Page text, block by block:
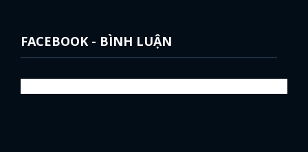
FACEBOOK - BÌNH LUẬN